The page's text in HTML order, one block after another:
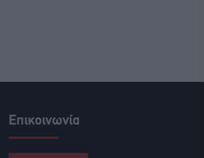
Επικοινωνία